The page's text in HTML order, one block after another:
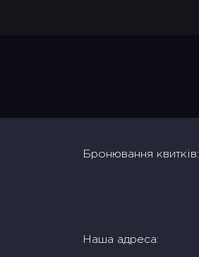
Бронювання квитків:
Наша адреса: